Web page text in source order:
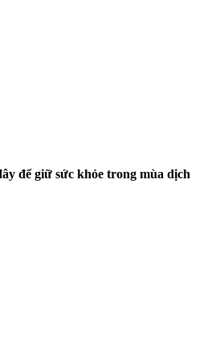
để giữ sức khỏe trong mùa dịch